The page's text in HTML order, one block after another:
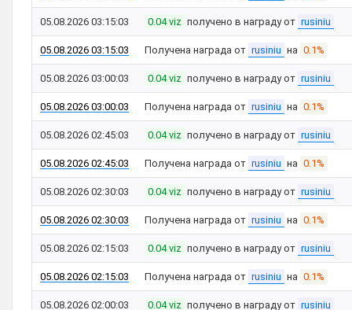
05.08.2026 03:15:03 0.04 viz получено в награду от rusiniu
05.08.2026 03:15:03 Получена награда от rusiniu на 0.1%
05.08.2026 03:00:03 0.04 viz получено в награду от rusiniu
05.08.2026 03:00:03 Получена награда от rusiniu на 0.1%
05.08.2026 02:45:03 0.04 viz получено в награду от rusiniu
05.08.2026 02:45:03 Получена награда от rusiniu на 0.1%
05.08.2026 02:30:03 0.04 viz получено в награду от rusiniu
05.08.2026 02:30:03 Получена награда от rusiniu на 0.1%
05.08.2026 02:15:03 0.04 viz получено в награду от rusiniu
05.08.2026 02:15:03 Получена награда от rusiniu на 0.1%
05.08.2026 02:00:03 0.04 viz получено в награду от rusiniu